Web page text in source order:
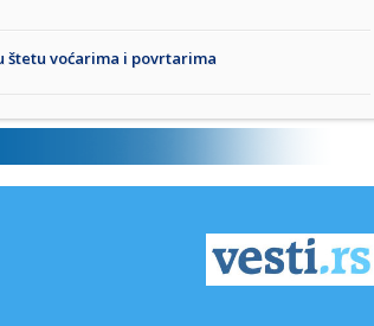
štetu voćarima i povrtarima